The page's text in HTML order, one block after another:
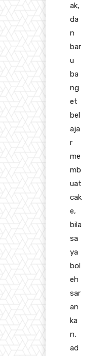
ak,
da
n
bar
u
ba
ng
et
bel
aja
r
me
mb
uat
cak
e,
bila
sa
ya
bol
eh
sar
an
ka
n,
ad